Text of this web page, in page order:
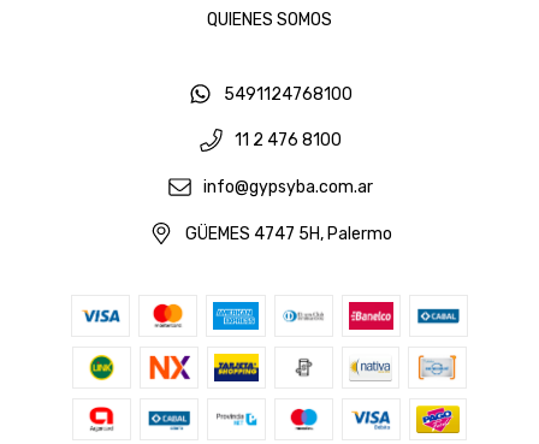
QUIENES SOMOS
5491124768100
11 2 476 8100
info@gypsyba.com.ar
GÜEMES 4747 5H, Palermo